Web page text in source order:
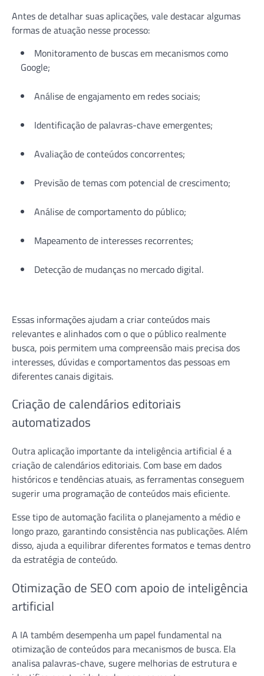
Antes de detalhar suas aplicações, vale destacar algumas
formas de atuação nesse processo:
Monitoramento de buscas em mecanismos como
Google;
Análise de engajamento em redes sociais;
Identificação de palavras-chave emergentes;
Avaliação de conteúdos concorrentes;
Previsão de temas com potencial de crescimento;
Análise de comportamento do público;
Mapeamento de interesses recorrentes;
Detecção de mudanças no mercado digital.
Essas informações ajudam a criar conteúdos mais
relevantes e alinhados com o que o público realmente
busca, pois permitem uma compreensão mais precisa dos
interesses, dúvidas e comportamentos das pessoas em
diferentes canais digitais.
Criação de calendários editoriais
automatizados
Outra aplicação importante da inteligência artificial é a
criação de calendários editoriais. Com base em dados
históricos e tendências atuais, as ferramentas conseguem
sugerir uma programação de conteúdos mais eficiente.
Esse tipo de automação facilita o planejamento a médio e
longo prazo, garantindo consistência nas publicações. Além
disso, ajuda a equilibrar diferentes formatos e temas dentro
da estratégia de conteúdo.
Otimização de SEO com apoio de inteligência
artificial
A IA também desempenha um papel fundamental na
otimização de conteúdos para mecanismos de busca. Ela
analisa palavras-chave, sugere melhorias de estrutura e